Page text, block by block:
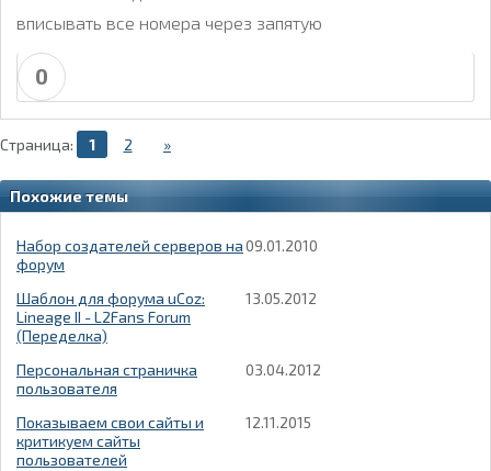
вписывать все номера через запятую
0
Страница: 1 2 »
Похожие темы
Набор создателей серверов на
форум
09.01.2010
Шаблон для форума uCoz:
Lineage II - L2Fans Forum
(Переделка)
13.05.2012
Персональная страничка
пользователя
03.04.2012
Показываем свои сайты и
критикуем сайты
пользователей
12.11.2015